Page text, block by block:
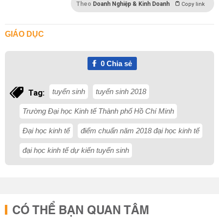
Theo Doanh Nghiệp & Kinh Doanh Copy link
GIÁO DỤC
0Chia sẻ
Tag: tuyển sinh tuyển sinh 2018
Trường Đại học Kinh tế Thành phố Hồ Chí Minh
Đại học kinh tế điểm chuẩn năm 2018 đại học kinh tế
đại học kinh tế dự kiến tuyển sinh
CÓ THỂ BẠN QUAN TÂM